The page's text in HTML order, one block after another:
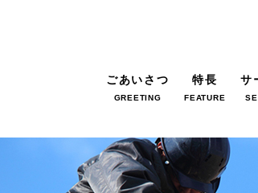
ごあいさつ
GREETING
特長
FEATURE
サ